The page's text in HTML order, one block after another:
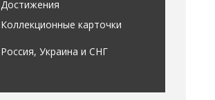
Достижения
Коллекционные карточки
Россия, Украина и СНГ